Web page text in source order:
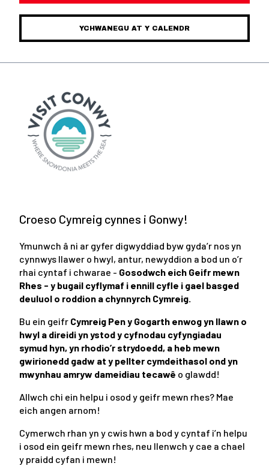
YCHWANEGU AT Y CALENDR
Croeso Cymreig cynnes i Gonwy!
Ymunwch â ni ar gyfer digwyddiad byw gyda’r nos yn
cynnwys llawer o hwyl, antur, newyddion a bod un o’r
rhai cyntaf i chwarae - Gosodwch eich Geifr mewn
Rhes - y bugail cyflymaf i ennill cyfle i gael basged
deuluol o roddion a chynnyrch Cymreig.
Bu ein geifr Cymreig Pen y Gogarth enwog yn llawn o
hwyl a direidi yn ystod y cyfnodau cyfyngiadau
symud hyn, yn rhodio’r strydoedd, a heb mewn
gwirionedd gadw at y pellter cymdeithasol ond yn
mwynhau amryw dameidiau tecawê o glawdd!
Allwch chi ein helpu i osod y geifr mewn rhes? Mae
eich angen arnom!
Cymerwch rhan yn y cwis hwn a bod y cyntaf i’n helpu
i osod ein geifr mewn rhes, neu llenwch y cae a chael
y praidd cyfan i mewn!